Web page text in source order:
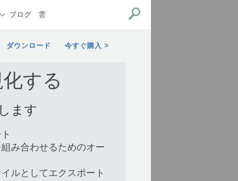
ブログ 雲
ダウンロード 今すぐ購入
する
ます
み合わせるためのオー
ルとしてエクスポート